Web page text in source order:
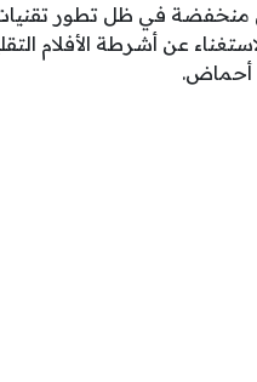
منخفضة في ظل تطور تقنيات
عن أشرطة الأفلام
أحماض.